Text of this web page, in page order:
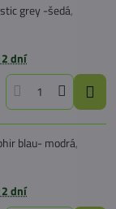
grey -šedá,
dní
blau- modrá,
dní